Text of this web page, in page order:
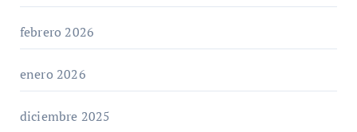
febrero 2026
enero 2026
diciembre 2025